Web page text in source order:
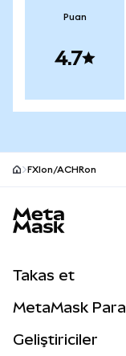
Puan
4.7
FXIon/ACHRon
Takas et
Perps
MetaMask Para
Geliştiriciler